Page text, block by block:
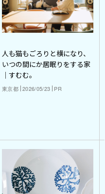
人も猫もごろりと横になり、
いつの間にか居眠りをする家
｜すむむ。
東京都 2026/05/23 PR